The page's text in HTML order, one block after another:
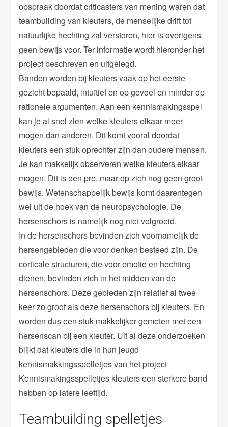
opspraak doordat criticasters van mening waren dat
teambuilding van kleuters, de menselijke drift tot
natuurlijke hechting zal verstoren, hier is overigens
geen bewijs voor. Ter informatie wordt hieronder het
project beschreven en uitgelegd.
Banden worden bij kleuters vaak op het eerste
gezicht bepaald, intuïtief en op gevoel en minder op
rationele argumenten. Aan een kennismakingsspel
kan je al snel zien welke kleuters elkaar meer
mogen dan anderen. Dit komt vooral doordat
kleuters een stuk oprechter zijn dan oudere mensen.
Je kan makkelijk observeren welke kleuters elkaar
mogen. Dit is een pre, maar op zich nog geen groot
bewijs. Wetenschappelijk bewijs komt daarentegen
wel uit de hoek van de neuropsychologie. De
hersenschors is namelijk nog niet volgroeid.
In de hersenschors bevinden zich voornamelijk de
hersengebieden die voor denken besteed zijn. De
corticale structuren, die voor emotie en hechting
dienen, bevinden zich in het midden van de
hersenschors. Deze gebieden zijn relatief al twee
keer zo groot als deze hersenschors bij kleuters. En
worden dus een stuk makkelijker gemeten met een
hersenscan bij een kleuter. Uit al deze onderzoeken
blijkt dat kleuters die in hun jeugd
kennismakkingsspelletjes van het project
Kennismakingsspelletjes kleuters een sterkere band
hebben op latere leeftijd.
Teambuilding spelletjes